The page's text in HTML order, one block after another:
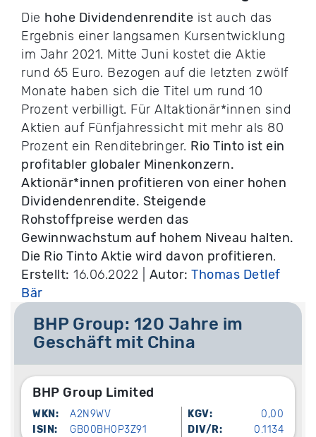
Die hohe Dividendenrendite ist auch das
Ergebnis einer langsamen Kursentwicklung
im Jahr 2021. Mitte Juni kostet die Aktie
rund 65 Euro. Bezogen auf die letzten zwölf
Monate haben sich die Titel um rund 10
Prozent verbilligt. Für Altaktionär*innen sind
Aktien auf Fünfjahressicht mit mehr als 80
Prozent ein Renditebringer. Rio Tinto ist ein
profitabler globaler Minenkonzern.
Aktionär*innen profitieren von einer hohen
Dividendenrendite. Steigende
Rohstoffpreise werden das
Gewinnwachstum auf hohem Niveau halten.
Die Rio Tinto Aktie wird davon profitieren.
Erstellt: 16.06.2022 | Autor: Thomas Detlef
Bär
BHP Group: 120 Jahre im
Geschäft mit China
BHP Group Limited
WKN: A2N9WV KGV:
0,00
ISIN:
GB00BH0P3Z91 DIV/R: 0.1134